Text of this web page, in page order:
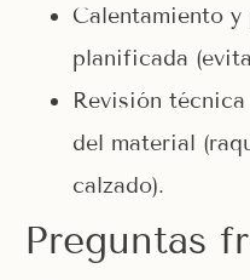
Calentamiento
planificada
Revisión
del material
calzado).
Preguntas